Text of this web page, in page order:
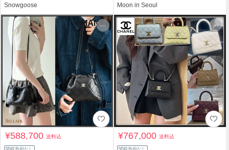
Snowgoose Moon in Seoul
¥588,700送料込 ¥767,000送料込